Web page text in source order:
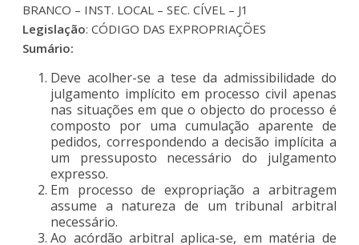
BRANCO – INST. LOCAL – SEC. CÍVEL – J1
Legislação: CÓDIGO DAS EXPROPRIAÇÕES
Sumário:
Deve acolher-se a tese da admissibilidade do
julgamento implícito em processo civil apenas
nas situações em que o objecto do processo é
composto por uma cumulação aparente de
pedidos, correspondendo a decisão implícita a
um pressuposto necessário do julgamento
expresso.
Em processo de expropriação a arbitragem
assume a natureza de um tribunal arbitral
necessário.
Ao acórdão arbitral aplica-se, em matéria de